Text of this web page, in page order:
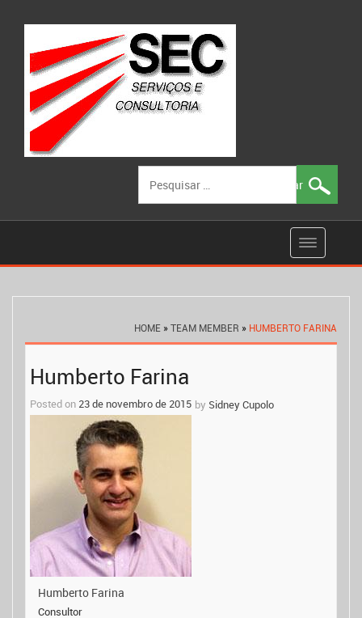
por:
HOME »TEAM MEMBER » HUMBERTO FARINA
Humberto Farina
Posted on 23 de novembro de 2015 by Sidney Cupolo
Humberto Farina
Consultor
navigation